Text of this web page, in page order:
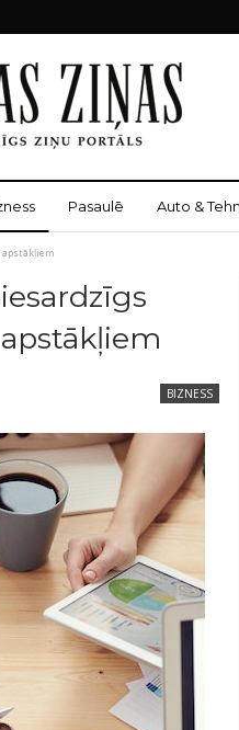
Pasaulē Auto &
BIZNESS